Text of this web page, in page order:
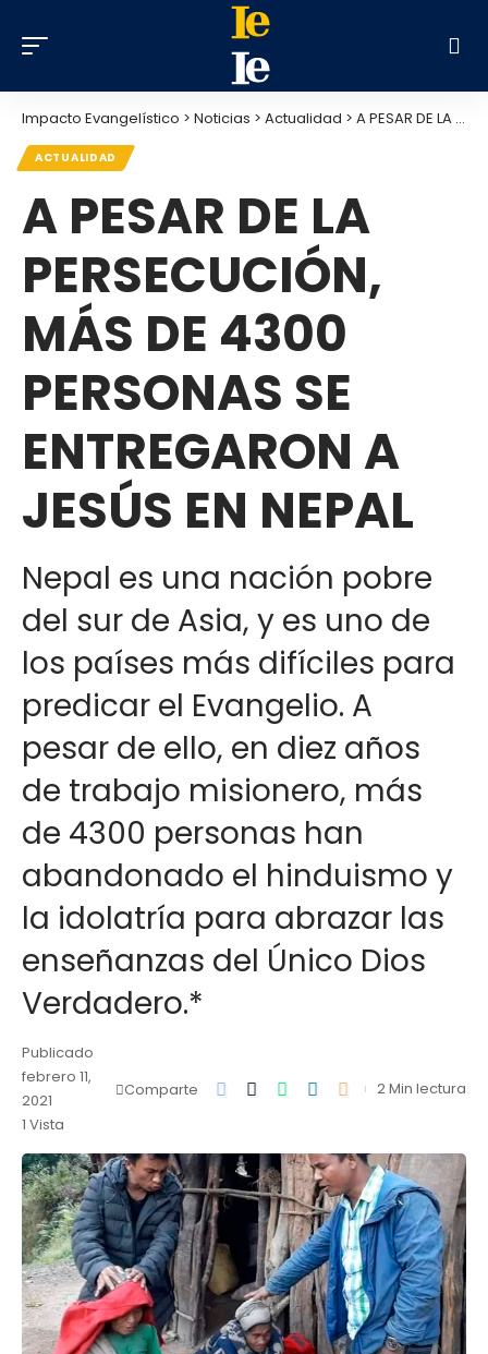
Impacto Evangelístico > Noticias > Actualidad > A PESAR DE LA PERSECUCIÓN, MÁS DE 4300 PERSONAS SE ENTREGARON A JESÚS EN NEPAL
ACTUALIDAD
A PESAR DE LA
PERSECUCIÓN,
MÁS DE 4300
PERSONAS SE
ENTREGARON A
JESÚS EN NEPAL
Nepal es una nación pobre
del sur de Asia, y es uno de
los países más difíciles para
predicar el Evangelio. A
pesar de ello, en diez años
de trabajo misionero, más
de 4300 personas han
abandonado el hinduismo y
la idolatría para abrazar las
enseñanzas del Único Dios
Verdadero.*
Publicado
febrero 11,
2021
1 Vista
Comparte 2 Min lectura